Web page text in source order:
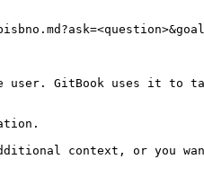
GitBook uses it to
context, or you